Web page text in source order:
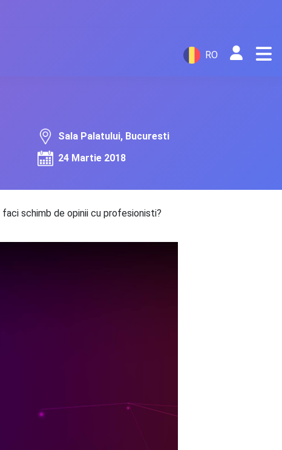
RO
Sala Palatului, Bucuresti
24 Martie 2018
schimb de opinii cu profesionisti?